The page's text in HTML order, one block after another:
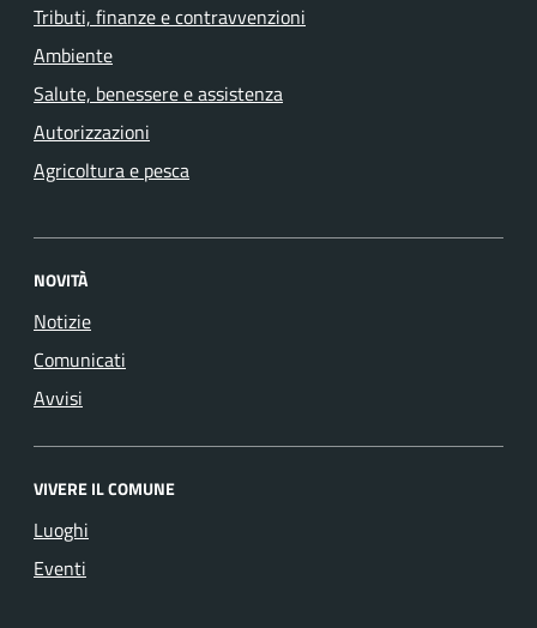
Tributi, finanze e contravvenzioni
Ambiente
Salute, benessere e assistenza
Autorizzazioni
Agricoltura e pesca
NOVITÀ
Notizie
Comunicati
Avvisi
VIVERE IL COMUNE
Luoghi
Eventi